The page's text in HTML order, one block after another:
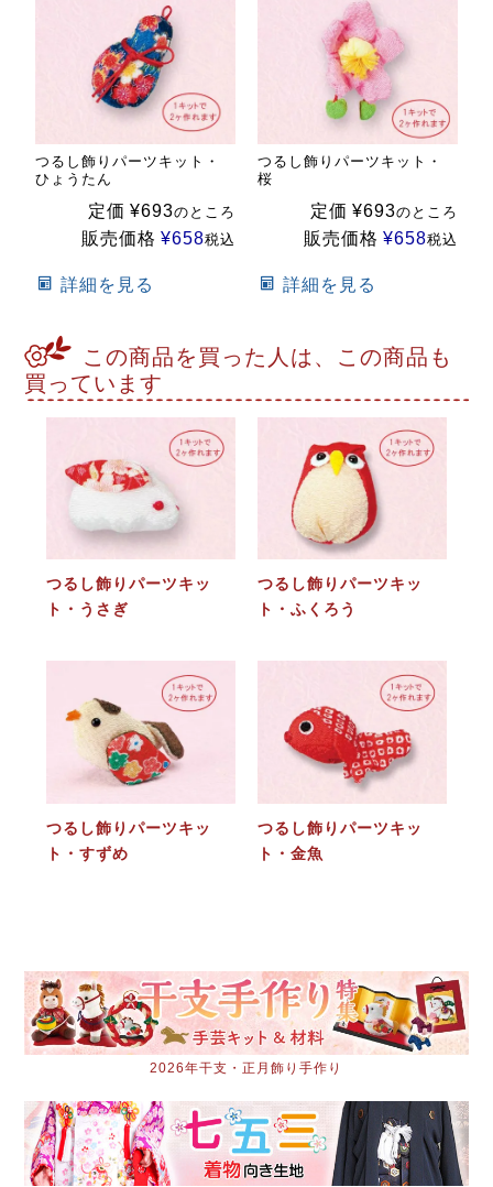
つるし飾りパーツキット・
ひょうたん
定価 ¥693のところ
販売価格 ¥658税込
詳細を見る
つるし飾りパーツキット・
桜
定価 ¥693のところ
販売価格 ¥658税込
詳細を見る
この商品を買った人は、この商品も
買っています
つるし飾りパーツキッ
ト・うさぎ
つるし飾りパーツキッ
ト・ふくろう
つるし飾りパーツキッ
ト・すずめ
つるし飾りパーツキッ
ト・金魚
2026年干支・正月飾り手作り